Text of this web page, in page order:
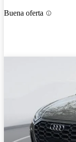
Buena oferta